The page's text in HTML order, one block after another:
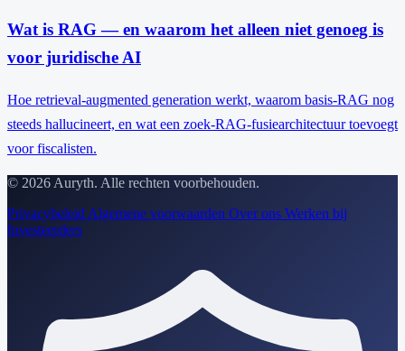
Wat is RAG — en waarom het alleen niet genoeg is
voor juridische AI
Hoe retrieval-augmented generation werkt, waarom basis-RAG nog
steeds hallucineert, en wat een zoek-RAG-fusiearchitectuur toevoegt
voor fiscalisten.
© 2026 Auryth. Alle rechten voorbehouden.
PrivacybeleidAlgemene voorwaarden Over ons Werken bij
Investeerders